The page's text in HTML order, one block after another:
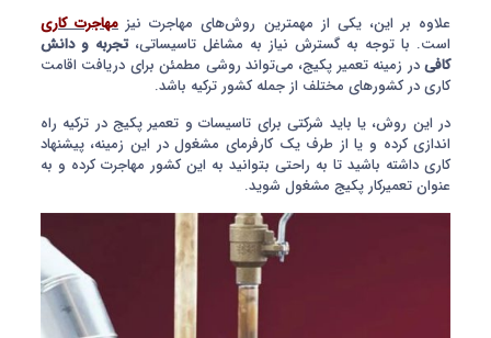
علاوه بر این، یکی از مهمترین روش‌های مهاجرت نیزمهاجرت کاری
است. با توجه به گسترش نیاز به مشاغل تاسیساتی،تجربه و دانش
کافیدر زمینه تعمیر پکیج، می‌تواند روشی مطمئن برای دریافت اقامت
کاری در کشورهای مختلف از جمله کشور ترکیه باشد.
در این روش، یا باید شرکتی برای تاسیسات و تعمیر پکیج در ترکیه راه
اندازی کرده و یا از طرف یک کارفرمای مشغول در این زمینه، پیشنهاد
کاری داشته باشید تا به راحتی بتوانید به این کشور مهاجرت کرده و به
عنوان تعمیرکار پکیج مشغول شوید.